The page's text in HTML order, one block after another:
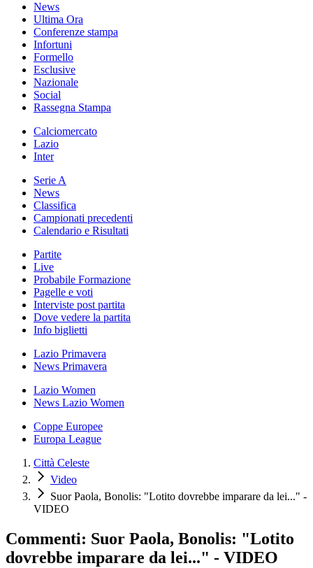
News
Ultima Ora
Conferenze stampa
Infortuni
Formello
Esclusive
Nazionale
Social
Rassegna Stampa
Calciomercato
Lazio
Inter
Serie A
News
Classifica
Campionati precedenti
Calendario e Risultati
Partite
Live
Probabile Formazione
Pagelle e voti
Interviste post partita
Dove vedere la partita
Info biglietti
Lazio Primavera
News Primavera
Lazio Women
News Lazio Women
Coppe Europee
Europa League
Città Celeste
Video
Suor Paola, Bonolis: "Lotito dovrebbe imparare da lei..." -
VIDEO
Commenti: Suor Paola, Bonolis: "Lotito
dovrebbe imparare da lei..." - VIDEO